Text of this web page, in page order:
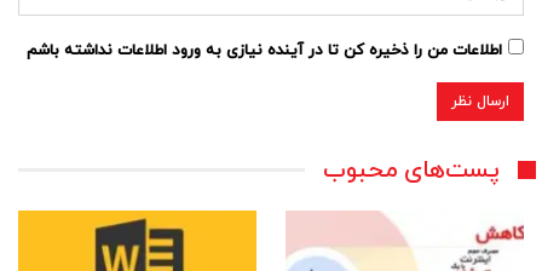
اطلاعات من را ذخیره کن تا در آینده نیازی به ورود اطلاعات نداشته باشم
پست‌های محبوب